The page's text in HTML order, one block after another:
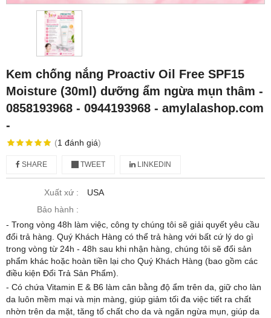
Kem chống nắng Proactiv Oil Free SPF15
Moisture (30ml) dưỡng ẩm ngừa mụn thâm -
0858193968 - 0944193968 - amylalashop.com
-
(1 đánh giá)
SHARE TWEET LINKEDIN
Xuất xứ :
USA
Bảo hành :
- Trong vòng 48h làm việc, công ty chúng tôi sẽ giải quyết yêu cầu
đổi trả hàng. Quý Khách Hàng có thể trả hàng với bất cứ lý do gì
trong vòng từ 24h - 48h sau khi nhận hàng, chúng tôi sẽ đổi sản
phẩm khác hoặc hoàn tiền lại cho Quý Khách Hàng (bao gồm các
điều kiện Đổi Trả Sản Phẩm).
- Có chứa Vitamin E & B6 làm cân bằng độ ẩm trên da, giữ cho làn
da luôn mềm mại và mịn màng, giúp giảm tối đa việc tiết ra chất
nhờn trên da mặt, tăng tố chất cho da và ngăn ngừa mụn, giúp da